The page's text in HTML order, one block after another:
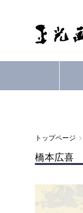
トップページ
橋本広喜